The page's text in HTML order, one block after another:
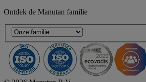
Ontdek de Manutan familie